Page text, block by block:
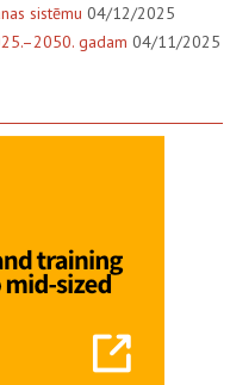
sistēmu 04/12/2025
gadam 04/11/2025